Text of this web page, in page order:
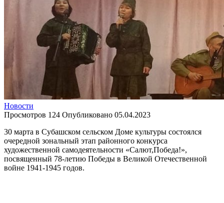
Новости
Просмотров 124 Опубликовано 05.04.2023
30 марта в Субашском сельском Доме культуры состоялся
очередной зональный этап районного конкурса
художественной самодеятельности «Салют,Победа!»,
посвященный 78-летию Победы в Великой Отечественной
войне 1941-1945 годов.